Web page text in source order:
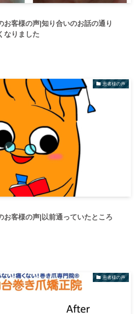
お客様の声|知り合いのお話の通り
なりました
患者様の声
お客様の声|以前通っていたところ
患者様の声